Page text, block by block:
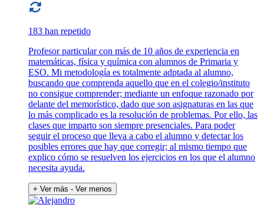
183 han repetido
Profesor particular con más de 10 años de experiencia en
matemáticas, física y química con alumnos de Primaria y
ESO. Mi metodología es totalmente adptada al alumno,
buscando que comprenda aquello que en el colegio/instituto
no consigue comprender; mediante un enfoque razonado por
delante del memorístico, dado que son asignaturas en las que
lo más complicado es la resolución de problemas. Por ello, las
clases que imparto son siempre presenciales. Para poder
seguir el proceso que lleva a cabo el alumno y detectar los
posibles errores que hay que corregir; al mismo tiempo que
explico cómo se resuelven los ejercicios en los que el alumno
necesita ayuda.
+ Ver más - Ver menos